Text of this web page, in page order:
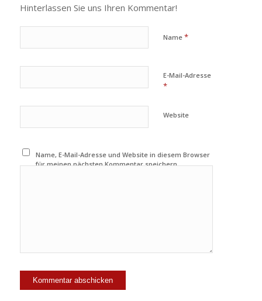
Hinterlassen Sie uns Ihren Kommentar!
Name *
E-Mail-Adresse
*
Website
Name, E-Mail-Adresse und Website in diesem Browser
für meinen nächsten Kommentar speichern.